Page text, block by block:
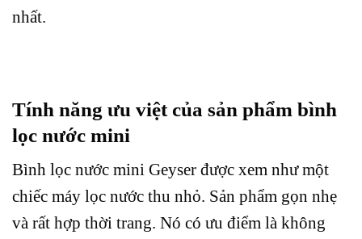
nhất.
Tính năng ưu việt của sản phẩm bình
lọc nước mini
Bình lọc nước mini Geyser được xem như một
chiếc máy lọc nước thu nhỏ. Sản phẩm gọn nhẹ
và rất hợp thời trang. Nó có ưu điểm là không